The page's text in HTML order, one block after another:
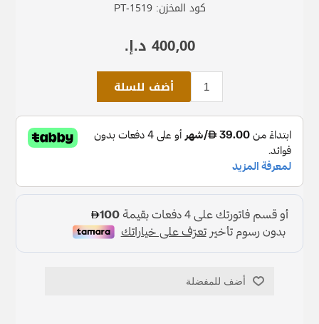
كود المخزن: PT-1519
400٫00 د.إ.‏
أضف للسلة
أضف للمفضلة